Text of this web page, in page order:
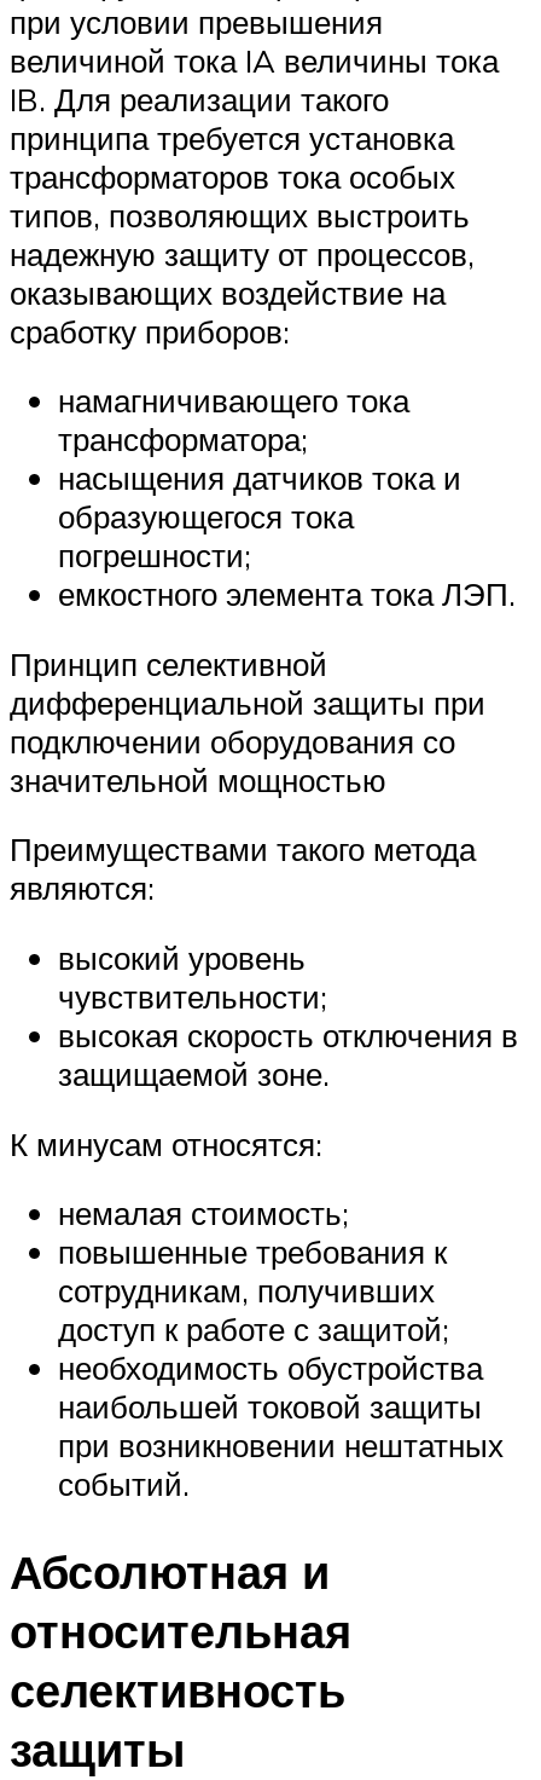
при условии превышения
величиной тока IA величины тока
IB. Для реализации такого
принципа требуется установка
трансформаторов тока особых
типов, позволяющих выстроить
надежную защиту от процессов,
оказывающих воздействие на
сработку приборов:
намагничивающего тока
трансформатора;
насыщения датчиков тока и
образующегося тока
погрешности;
емкостного элемента тока ЛЭП.
Принцип селективной
дифференциальной защиты при
подключении оборудования со
значительной мощностью
Преимуществами такого метода
являются:
высокий уровень
чувствительности;
высокая скорость отключения в
защищаемой зоне.
К минусам относятся:
немалая стоимость;
повышенные требования к
сотрудникам, получивших
доступ к работе с защитой;
необходимость обустройства
наибольшей токовой защиты
при возникновении нештатных
событий.
Абсолютная и
относительная
селективность
защиты